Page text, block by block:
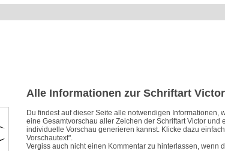
Alle Informationen zur Schriftart Victor
Du findest auf dieser Seite alle notwendigen Informationen,
eine Gesamtvorschau aller Zeichen der Schriftart Victor und
individuelle Vorschau generieren kannst. Klicke dazu
Vorschautext".
Vergiss auch nicht einen Kommentar zu hinterlassen, wenn